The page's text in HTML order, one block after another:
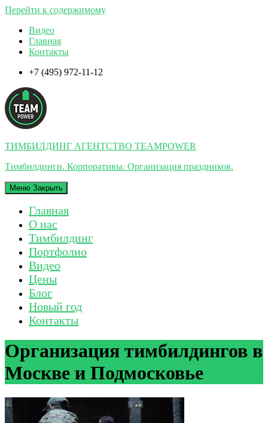
Перейти к содержимому
Видео
Главная
Контакты
+7 (495) 972-11-12
ТИМБИЛДИНГ АГЕНТСТВО TEAMPOWER
Тимбилдинги. Корпоративы. Организация праздников.
Меню Закрыть
Главная
О нас
Тимбилдинг
Портфолио
Видео
Цены
Блог
Новый год
Контакты
Организация тимбилдингов в
Москве и Подмосковье